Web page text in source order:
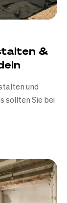
&
und
sollten Sie bei